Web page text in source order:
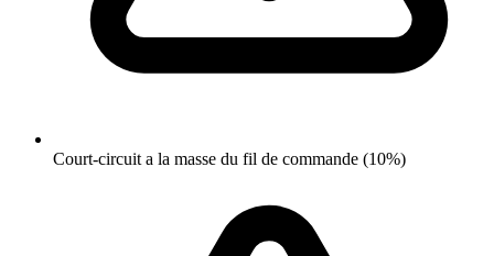
Court-circuit a la masse du fil de commande (10%)